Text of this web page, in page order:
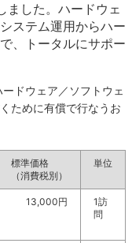
ました。ハードウェ
ステム運用からハー
、トータルにサポー
ドウェア／ソフトウェ
ために有償で行なうお
標準価格
（消費税別）
単位
13,000円
1訪
問